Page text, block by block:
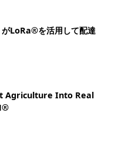
LoRa®を活用して配達
Agriculture Into Real